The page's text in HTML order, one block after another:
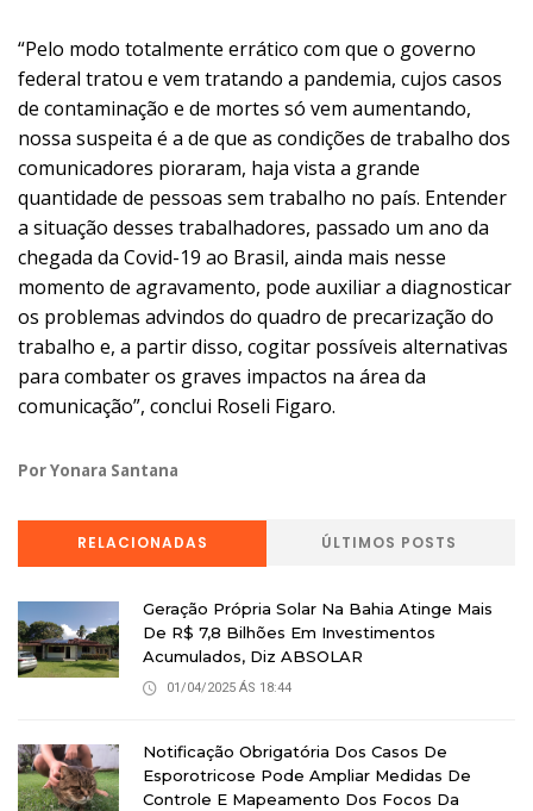
“Pelo modo totalmente errático com que o governo
federal tratou e vem tratando a pandemia, cujos casos
de contaminação e de mortes só vem aumentando,
nossa suspeita é a de que as condições de trabalho dos
comunicadores pioraram, haja vista a grande
quantidade de pessoas sem trabalho no país. Entender
a situação desses trabalhadores, passado um ano da
chegada da Covid-19 ao Brasil, ainda mais nesse
momento de agravamento, pode auxiliar a diagnosticar
os problemas advindos do quadro de precarização do
trabalho e, a partir disso, cogitar possíveis alternativas
para combater os graves impactos na área da
comunicação”, conclui Roseli Figaro.
Por Yonara Santana
RELACIONADAS ÚLTIMOS POSTS
Geração Própria Solar Na Bahia Atinge Mais
De R$ 7,8 Bilhões Em Investimentos
Acumulados, Diz ABSOLAR
01/04/2025 ÁS 18:44
Notificação Obrigatória Dos Casos De
Esporotricose Pode Ampliar Medidas De
Controle E Mapeamento Dos Focos Da